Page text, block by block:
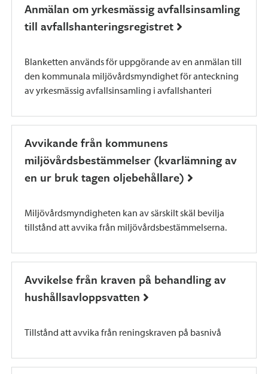
Anmälan om yrkesmässig avfallsinsamling
till avfallshanteringsregistret
Blanketten används för uppgörande av en anmälan till
den kommunala miljövårdsmyndighet för anteckning
av yrkesmässig avfallsinsamling i avfallshanteri
Avvikande från kommunens
miljövårdsbestämmelser (kvarlämning av
en ur bruk tagen oljebehållare)
Miljövårdsmyndigheten kan av särskilt skäl bevilja
tillstånd att avvika från miljövårdsbestämmelserna.
Avvikelse från kraven på behandling av
hushållsavloppsvatten
Tillstånd att avvika från reningskraven på basnivå